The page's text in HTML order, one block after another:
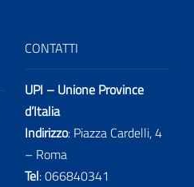
CONTATTI
UPI – Unione Province
d’Italia
Indirizzo: Piazza Cardelli, 4
– Roma
Tel:066840341